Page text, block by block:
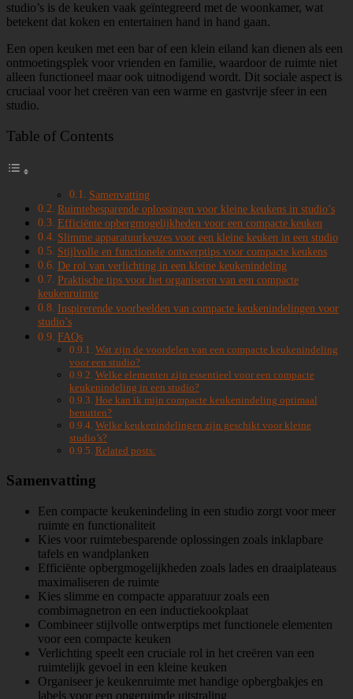
studio’s is de keuken vaak geïntegreerd met de woonkamer, wat
betekent dat koken en entertainen hand in hand gaan.
Een open keuken met een bar of een klein eiland kan dienen als een
ontmoetingsplek voor vrienden en familie, waardoor de ruimte niet
alleen functioneel maar ook uitnodigend wordt. Dit sociale aspect is
cruciaal voor het creëren van een warme en gastvrije sfeer in een
studio.
Table of Contents
Samenvatting
Ruimtebesparende oplossingen voor kleine keukens in studio’s
Efficiënte opbergmogelijkheden voor een compacte keuken
Slimme apparatuurkeuzes voor een kleine keuken in een studio
Stijlvolle en functionele ontwerptips voor compacte keukens
De rol van verlichting in een kleine keukenindeling
Praktische tips voor het organiseren van een compacte
keukenruimte
Inspirerende voorbeelden van compacte keukenindelingen voor
studio’s
FAQs
Wat zijn de voordelen van een compacte keukenindeling
voor een studio?
Welke elementen zijn essentieel voor een compacte
keukenindeling in een studio?
Hoe kan ik mijn compacte keukenindeling optimaal
benutten?
Welke keukenindelingen zijn geschikt voor kleine
studio’s?
Related posts:
Samenvatting
Een compacte keukenindeling in een studio zorgt voor meer
ruimte en functionaliteit
Kies voor ruimtebesparende oplossingen zoals inklapbare
tafels en wandplanken
Efficiënte opbergmogelijkheden zoals lades en draaiplateaus
maximaliseren de ruimte
Kies slimme en compacte apparatuur zoals een
combimagnetron en een inductiekookplaat
Combineer stijlvolle ontwerptips met functionele elementen
voor een compacte keuken
Verlichting speelt een cruciale rol in het creëren van een
ruimtelijk gevoel in een kleine keuken
Organiseer je keukenruimte met handige opbergbakjes en
labels voor een opgeruimde uitstraling